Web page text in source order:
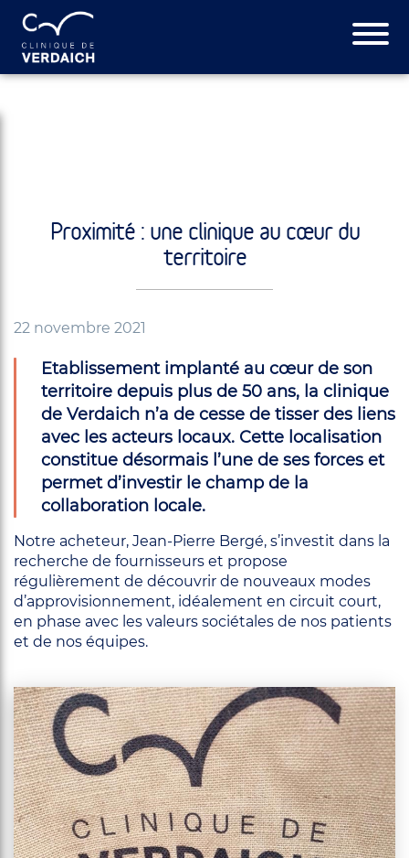
Proximité : une clinique au cœur du
territoire
22 novembre 2021
Etablissement implanté au cœur de son
territoire depuis plus de 50 ans, la clinique
de Verdaich n’a de cesse de tisser des liens
avec les acteurs locaux. Cette localisation
constitue désormais l’une de ses forces et
permet d’investir le champ de la
collaboration locale.
Notre acheteur, Jean-Pierre Bergé, s’investit dans la
recherche de fournisseurs et propose
régulièrement de découvrir de nouveaux modes
d’approvisionnement, idéalement en circuit court,
en phase avec les valeurs sociétales de nos patients
et de nos équipes.